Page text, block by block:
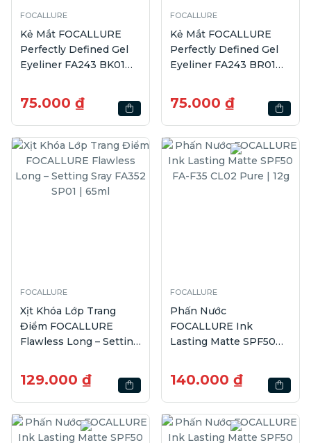
FOCALLURE
Kẻ Mắt FOCALLURE
Perfectly Defined Gel
Eyeliner FA243 BK01
75.000 ₫
FOCALLURE
Kẻ Mắt FOCALLURE
Perfectly Defined Gel
Eyeliner FA243 BR01
75.000 ₫
FOCALLURE
Xịt Khóa Lớp Trang
Điểm FOCALLURE
Flawless Long – Setting
129.000 ₫
FOCALLURE
Phấn Nước
FOCALLURE Ink
Lasting Matte SPF50
140.000 ₫